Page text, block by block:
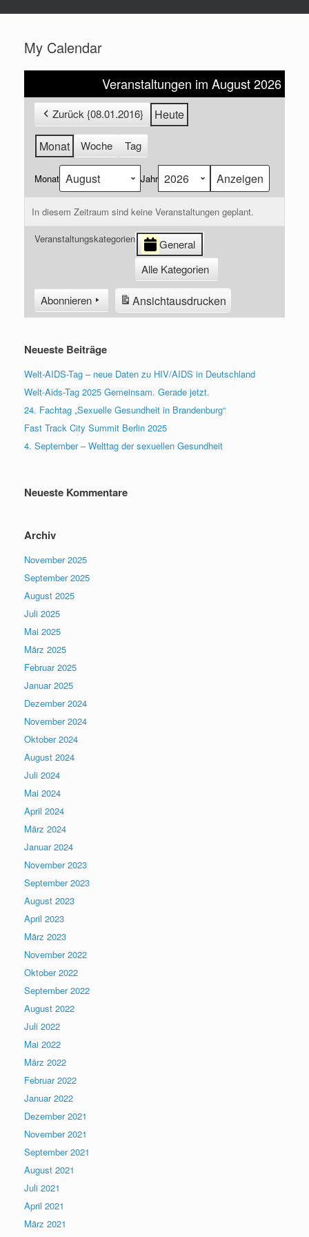
My Calendar
Veranstaltungen im August 2026
Zurück {08.01.2016}
Heute
Monat
Woche Tag
Monat Jahr
In diesem Zeitraum sind keine Veranstaltungen geplant.
Veranstaltungskategorien
General
Alle Kategorien
Abonnieren Ansichtausdrucken
Neueste Beiträge
Welt-AIDS-Tag – neue Daten zu HIV/AIDS in Deutschland
Welt-Aids-Tag 2025 Gemeinsam. Gerade jetzt.
24. Fachtag „Sexuelle Gesundheit in Brandenburg“
Fast Track City Summit Berlin 2025
4. September – Welttag der sexuellen Gesundheit
Neueste Kommentare
Archiv
November 2025
September 2025
August 2025
Juli 2025
Mai 2025
März 2025
Februar 2025
Januar 2025
Dezember 2024
November 2024
Oktober 2024
August 2024
Juli 2024
Mai 2024
April 2024
März 2024
Januar 2024
November 2023
September 2023
August 2023
April 2023
März 2023
November 2022
Oktober 2022
September 2022
August 2022
Juli 2022
Mai 2022
März 2022
Februar 2022
Januar 2022
Dezember 2021
November 2021
September 2021
August 2021
Juli 2021
April 2021
März 2021